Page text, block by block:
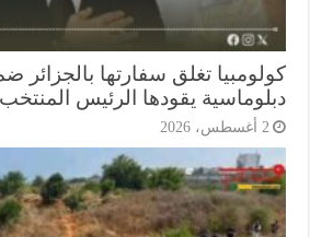
تغلق سفارتها بالجزائر ضمن
يقودها الرئيس المنتخب